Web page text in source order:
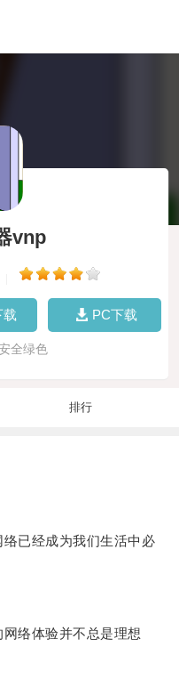
vnp
载 PC下载
全绿色
排行
已经成为我们生活中必
络体验并不总是理想